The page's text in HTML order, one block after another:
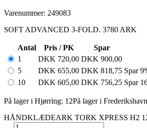
Varenummer: 249083
SOFT ADVANCED 3-FOLD. 3780 ARK
Antal Pris / PK
Spar
1
DKK 720,00 DKK 900,00
5
DKK 655,00 DKK 818,75 Spar
10
DKK 605,00 DKK 756,25 Spar
På lager i Hjørring: 12På lager i
HÅNDKLÆDEARK TORK XPRESS H2